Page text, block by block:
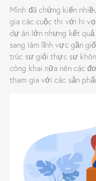
Mình đã chứng kiến
gia các cuộc thi với hi
dự án lớn nhưng kết
sang làm lĩnh vực gần
trúc sư giỏi thực sự
công khai nữa nên các
tham gia với các sản